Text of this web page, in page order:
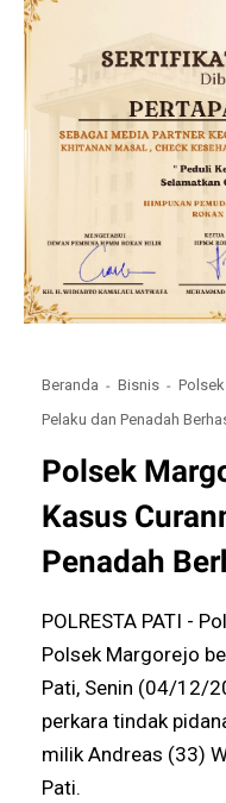
Beranda Bisnis
Pelaku dan Penadah
Polsek
Kasus
Penadah
POLRESTA PATI -
Polsek Margorejo
Pati, Senin (04/12/
perkara tindak
milik Andreas (33)
Pati.